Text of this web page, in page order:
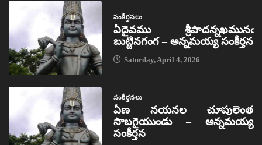
సంకీర్తనలు
ఏదైవము శ్రీపాదన్నఖమునఁ
బుట్టినగంగ – అన్నమయ్య సంకీర్తన
Saturday, April 4, 2026
సంకీర్తనలు
ఏణ నయనల చూపులెంత
సొబగైయుండు – అన్నమయ్య
సంకీర్తన